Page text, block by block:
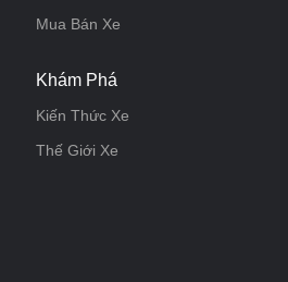
Mua Bán Xe
Khám Phá
Kiến Thức Xe
Thế Giới Xe